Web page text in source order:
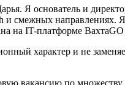
Я основатель и
и смежных направлениях.
на IT-платформе
характер и не